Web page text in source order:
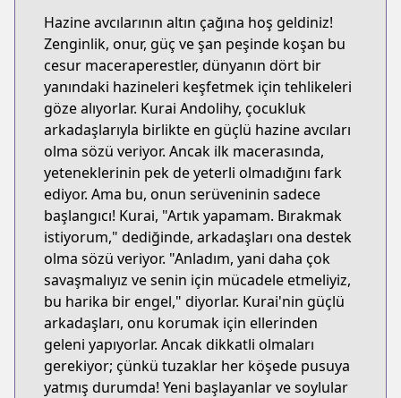
Hazine avcılarının altın çağına hoş geldiniz!
Zenginlik, onur, güç ve şan peşinde koşan bu
cesur maceraperestler, dünyanın dört bir
yanındaki hazineleri keşfetmek için tehlikeleri
göze alıyorlar. Kurai Andolihy, çocukluk
arkadaşlarıyla birlikte en güçlü hazine avcıları
olma sözü veriyor. Ancak ilk macerasında,
yeteneklerinin pek de yeterli olmadığını fark
ediyor. Ama bu, onun serüveninin sadece
başlangıcı! Kurai, "Artık yapamam. Bırakmak
istiyorum," dediğinde, arkadaşları ona destek
olma sözü veriyor. "Anladım, yani daha çok
savaşmalıyız ve senin için mücadele etmeliyiz,
bu harika bir engel," diyorlar. Kurai'nin güçlü
arkadaşları, onu korumak için ellerinden
geleni yapıyorlar. Ancak dikkatli olmaları
gerekiyor; çünkü tuzaklar her köşede pusuya
yatmış durumda! Yeni başlayanlar ve soylular